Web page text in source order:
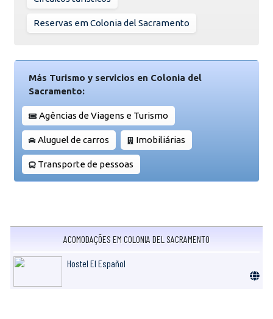
Reservas em Colonia del Sacramento
Más Turismo y servicios en Colonia del
Sacramento:
Agências de Viagens e Turismo
Aluguel de carros Imobiliárias
Transporte de pessoas
ACOMODAÇÕES EM COLONIA DEL SACRAMENTO
Hostel El Español